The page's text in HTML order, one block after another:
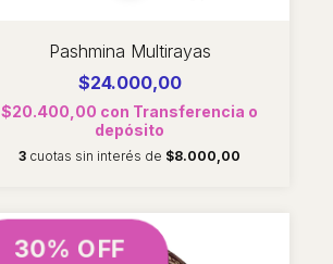
Pashmina Multirayas
$24.000,00
$20.400,00 con Transferencia o
depósito
3 cuotas sin interés de $8.000,00
30% OFF